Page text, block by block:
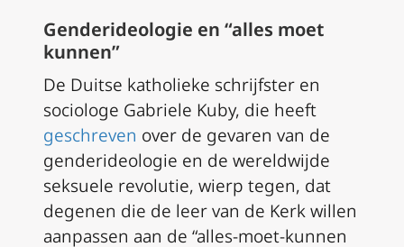
Genderideologie en “alles moet
kunnen”
De Duitse katholieke schrijfster en
sociologe Gabriele Kuby, die heeft
geschreven over de gevaren van de
genderideologie en de wereldwijde
seksuele revolutie, wierp tegen, dat
degenen die de leer van de Kerk willen
aanpassen aan de “alles-moet-kunnen